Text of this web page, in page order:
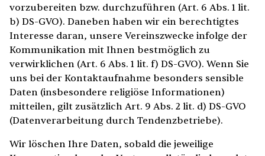
vorzubereiten bzw. durchzuführen (Art. 6 Abs. 1 lit.
b) DS-GVO). Daneben haben wir ein berechtigtes
Interesse daran, unsere Vereinszwecke infolge der
Kommunikation mit Ihnen bestmöglich zu
verwirklichen (Art. 6 Abs. 1 lit. f) DS-GVO). Wenn Sie
uns bei der Kontaktaufnahme besonders sensible
Daten (insbesondere religiöse Informationen)
mitteilen, gilt zusätzlich Art. 9 Abs. 2 lit. d) DS-GVO
(Datenverarbeitung durch Tendenzbetriebe).
Wir löschen Ihre Daten, sobald die jeweilige